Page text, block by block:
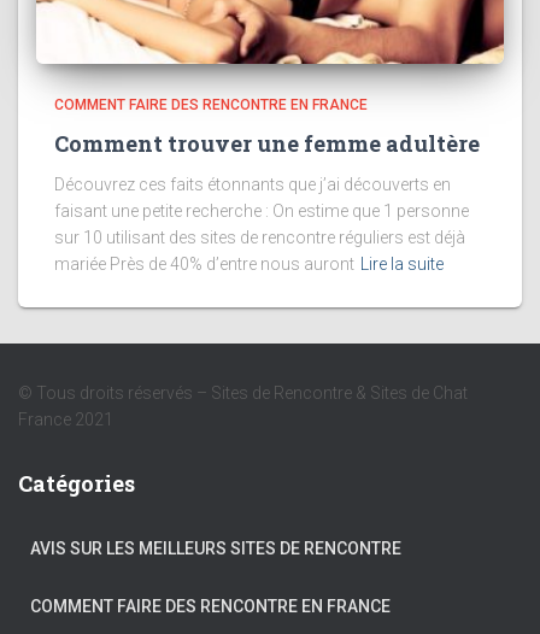
COMMENT FAIRE DES RENCONTRE EN FRANCE
Comment trouver une femme adultère
Découvrez ces faits étonnants que j’ai découverts en
faisant une petite recherche : On estime que 1 personne
sur 10 utilisant des sites de rencontre réguliers est déjà
mariée Près de 40% d’entre nous auront
Lire la suite
© Tous droits réservés – Sites de Rencontre & Sites de Chat
France 2021
Catégories
AVIS SUR LES MEILLEURS SITES DE RENCONTRE
COMMENT FAIRE DES RENCONTRE EN FRANCE